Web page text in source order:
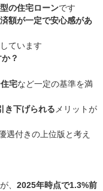
の住宅ローンです
額が一定で安心感があ
ています
？
宅など一定の基準を満
き下げられる メリットが
遇付きの上位版と考え
、 2025年時点で1.3%前